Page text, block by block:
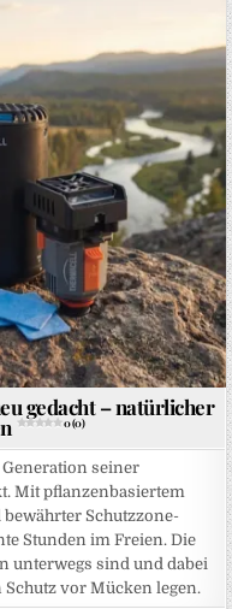
gedacht – natürlicher
0 (0)
seiner
Mit pflanzenbasiertem
Schutzzone-
Stunden im Freien. Die
unterwegs sind und dabei
vor Mücken legen.